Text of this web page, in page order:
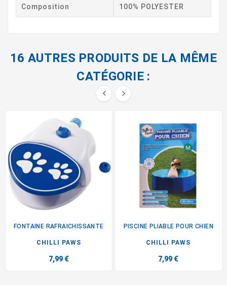
Composition 100% POLYESTER
16 AUTRES PRODUITS DE LA MÊME
CATÉGORIE :
 
FONTAINE RAFRAICHISSANTE
CHILLI PAWS
7,99 €
PISCINE PLIABLE POUR CHIEN
CHILLI PAWS
7,99 €